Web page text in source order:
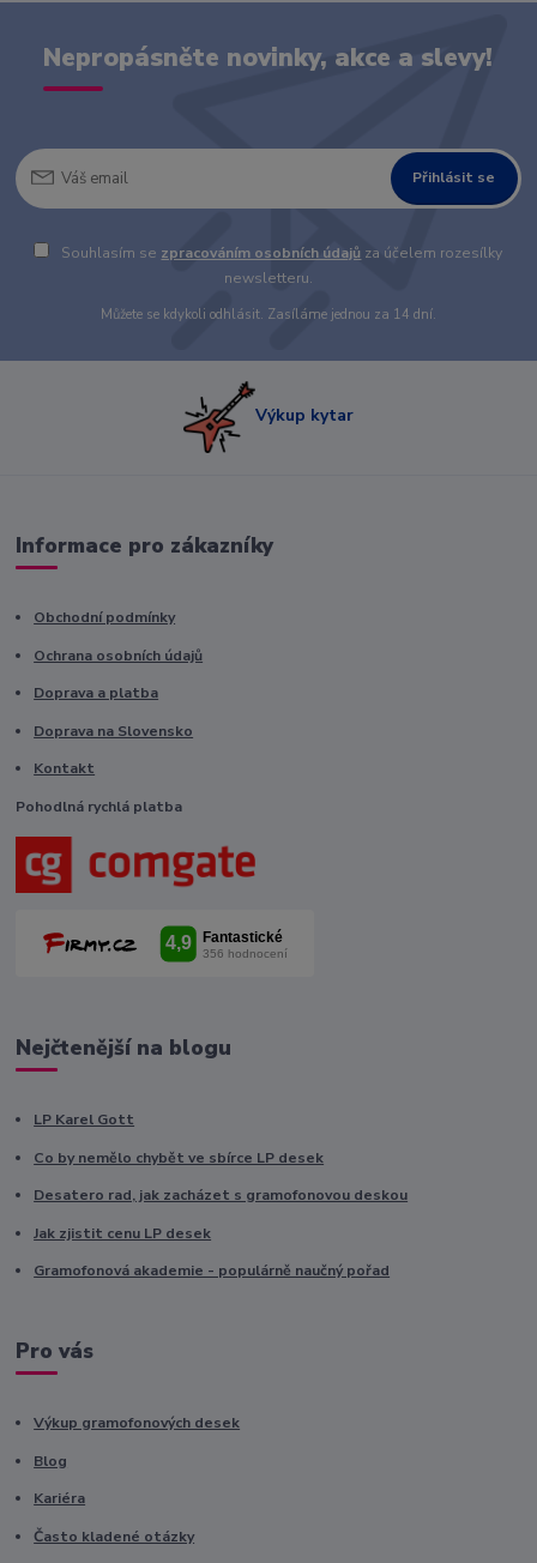
Nepropásněte novinky, akce a slevy!
Přihlásit se
Souhlasím se zpracováním osobních údajů za účelem rozesílky
newsletteru.
Můžete se kdykoli odhlásit. Zasíláme jednou za 14 dní.
Výkup kytar
Informace pro zákazníky
Obchodní podmínky
Ochrana osobních údajů
Doprava a platba
Doprava na Slovensko
Kontakt
Pohodlná rychlá platba
Nejčtenější na blogu
LP Karel Gott
Co by nemělo chybět ve sbírce LP desek
Desatero rad, jak zacházet s gramofonovou deskou
Jak zjistit cenu LP desek
Gramofonová akademie - populárně naučný pořad
Pro vás
Výkup gramofonových desek
Blog
Kariéra
Často kladené otázky